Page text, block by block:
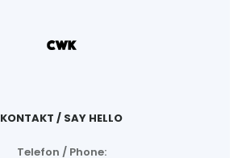
KONTAKT / SAY HELLO
Telefon / Phone: